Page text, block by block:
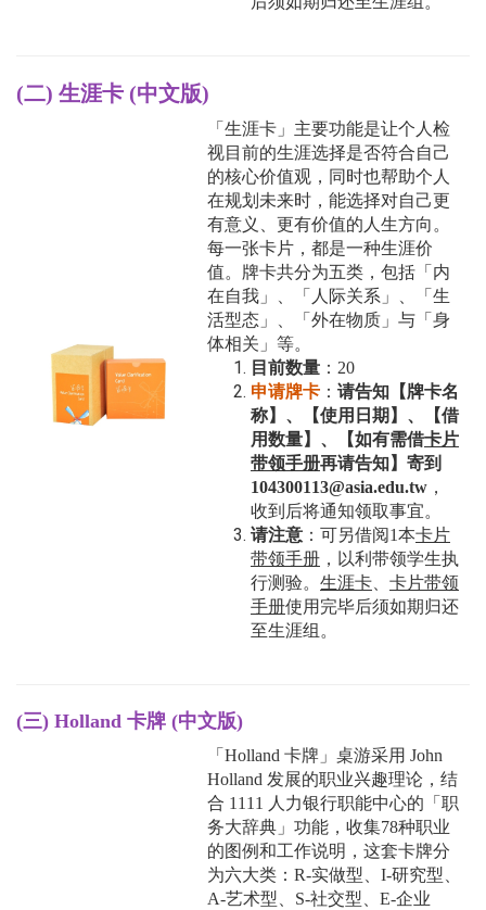
(二) 生涯卡 (中文版)
「生涯卡」主要功能是让个人检
视目前的生涯选择是否符合自己
的核心价值观，同时也帮助个人
在规划未来时，能选择对自己更
有意义、更有价值的人生方向。
每一张卡片，都是一种生涯价
值。牌卡共分为五类，包括「内
在自我」、「人际关系」、「生
活型态」、「外在物质」与「身
体相关」等。
目前数量 ：20
申请牌卡 ： 请告知【牌卡名
称】、【使用日期】、【借
用数量】、
【如有需借卡片
带领手册再请告知】 寄到
104300113@asia.edu.tw ，
收到后将通知领取事宜。
请注意 ：可另借阅1本卡片
带领手册 ，以利带领学生执
行测验。 生涯卡
卡片带领
手册使用完毕后须如期归还
至生涯组。
(三) Holland 卡牌 (中文版)
「Holland 卡牌」桌游采用 John
Holland 发展的职业兴趣理论，结
合 1111 人力银行职能中心的「职
务大辞典」功能，收集78种职业
的图例和工作说明， 这套卡牌分
为六大类：R-实做型、I-研究型、
A-艺术型、S-社交型、E-企业